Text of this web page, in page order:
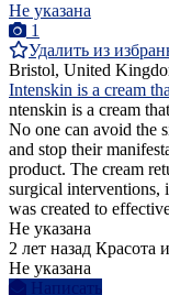
Не указана
1
Удалить из
Bristol, United
Intenskin is a cream
ntenskin is a cream
No one can avoid the
and stop their
product. The cream
surgical interventions,
was created to
Не указана
2 лет назад Красота
Не указана
Написать